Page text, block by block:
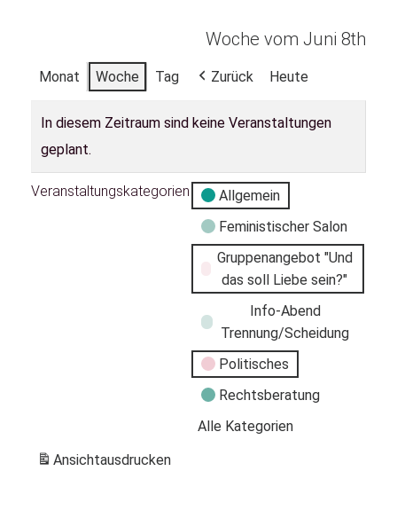
Woche vom Juni 8th
Monat Woche Tag Zurück Heute
In diesem Zeitraum sind keine Veranstaltungen
geplant.
Veranstaltungskategorien
Allgemein
Feministischer Salon
Gruppenangebot "Und
das soll Liebe sein?"
Info-Abend
Trennung/Scheidung
Politisches
Rechtsberatung
Alle Kategorien
Ansichtausdrucken